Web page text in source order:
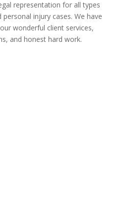
representation for all types
injury cases. We have
wonderful client services,
and honest hard work.